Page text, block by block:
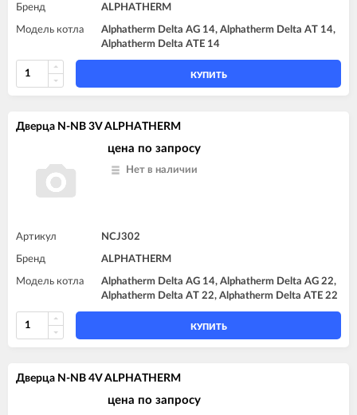
Бренд ALPHATHERM
Модель котла
Alphatherm Delta AG 14, Alphatherm Delta AT 14,
Alphatherm Delta ATE 14
КУПИТЬ
Дверца N-NB 3V ALPHATHERM
цена по запросу
Нет в наличии
Артикул NCJ302
Бренд ALPHATHERM
Модель котла
Alphatherm Delta AG 14, Alphatherm Delta AG 22,
Alphatherm Delta AT 22, Alphatherm Delta ATE 22
КУПИТЬ
Дверца N-NB 4V ALPHATHERM
цена по запросу